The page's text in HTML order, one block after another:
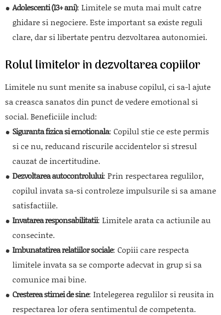
Adolescenti (13+ ani): Limitele se muta mai mult catre
ghidare si negociere. Este important sa existe reguli
clare, dar si libertate pentru dezvoltarea autonomiei.
Rolul limitelor in dezvoltarea copiilor
Limitele nu sunt menite sa inabuse copilul, ci sa-l ajute
sa creasca sanatos din punct de vedere emotional si
social. Beneficiile includ:
Siguranta fizica si emotionala: Copilul stie ce este permis
si ce nu, reducand riscurile accidentelor si stresul
cauzat de incertitudine.
Dezvoltarea autocontrolului: Prin respectarea regulilor,
copilul invata sa-si controleze impulsurile si sa amane
satisfactiile.
Invatarea responsabilitatii: Limitele arata ca actiunile au
consecinte.
Imbunatatirea relatiilor sociale: Copiii care respecta
limitele invata sa se comporte adecvat in grup si sa
comunice mai bine.
Cresterea stimei de sine: Intelegerea regulilor si reusita in
respectarea lor ofera sentimentul de competenta.